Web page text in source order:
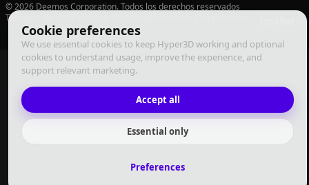
Cookie preferences
We use essential cookies to keep Hyper3D working and optional
cookies to understand usage, improve the experience, and
support relevant marketing.
Accept all
Essential only
Preferences
© 2026 Deemos Corporation. Todos los derechos reservados
Términos de Uso